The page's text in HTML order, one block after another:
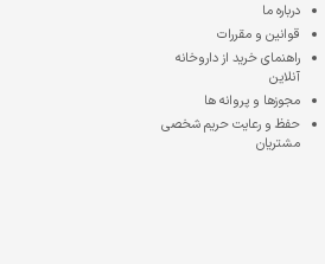
درباره ما
قوانین و مقررات
راهنمای خرید از داروخانه
آنلاین
مجوزها و پروانه ها
حفظ و رعایت حریم شخصی
مشتریان